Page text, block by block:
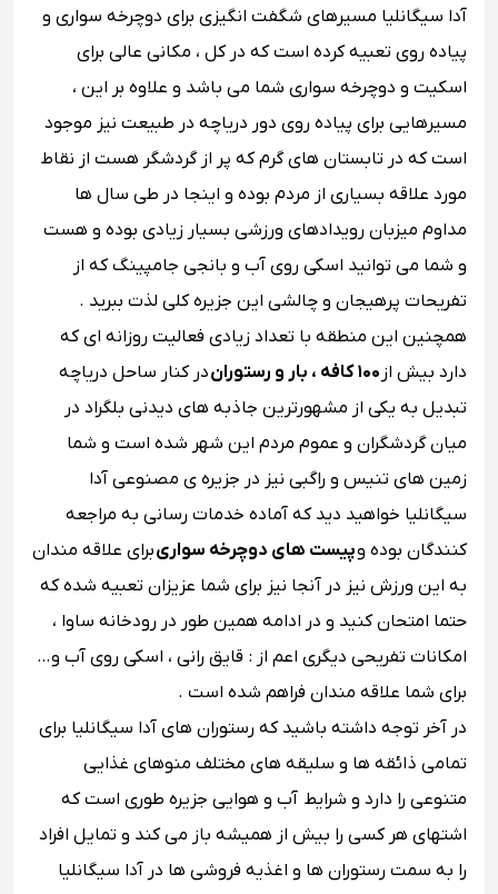
آدا سیگانلیا مسیرهای شگفت ‌انگیزی برای دوچرخه‌ سواری و
پیاده روی تعبیه کرده است که در کل ، مکانی عالی برای
اسکیت و دوچرخه ‌سواری شما می باشد و علاوه بر این ،
مسیرهایی برای پیاده ‌روی دور دریاچه در طبیعت نیز موجود
است که در تابستان‌ های گرم که پر از گردشگر هست از نقاط
مورد علاقه بسیاری از مردم بوده و اینجا در طی سال ها
مداوم میزبان رویدادهای ورزشی بسیار زیادی بوده و هست
و شما می ‌توانید اسکی روی آب و بانجی جامپینگ که از
تفریحات پرهیجان و چالشی این جزیره کلی لذت ببرید .
همچنین این منطقه با تعداد زیادی فعالیت روزانه ای که
دارد بیش از ۱۰۰ کافه ، بار و رستوران
در کنار ساحل دریاچه
تبدیل به یکی از مشهورترین جاذبه‌ های دیدنی بلگراد در
میان گردشگران و عموم مردم این شهر شده است و شما
زمین های تنیس و راگبی نیز در جزیره ی مصنوعی آدا
سیگانلیا خواهید دید که آماده خدمات رسانی به مراجعه
کنندگان بوده وپیست های دوچرخه سواریبرای علاقه مندان
به این ورزش نیز در آنجا نیز برای شما عزیزان تعبیه شده که
حتما امتحان کنید و در ادامه همین طور در رودخانه ساوا ،
امکانات تفریحی دیگری اعم از : قایق رانی ، اسکی روی آب و…
برای شما علاقه مندان فراهم شده است .
در آخر توجه داشته باشید که رستوران های آدا سیگانلیا برای
تمامی ذائقه ها و سلیقه های مختلف منوهای غذایی
متنوعی را دارد و شرایط آب و هوایی جزیره طوری است که
اشتهای هر کسی را بیش از همیشه باز می کند و تمایل افراد
را به سمت رستوران ها و اغذیه فروشی ها در آدا سیگانلیا